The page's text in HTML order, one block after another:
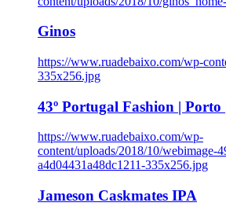
Ginos
https://www.ruadebaixo.com/wp-
335x256.jpg
43º Portugal Fashion | Porto
https://www.ruadebaixo.com/wp-
content/uploads/2018/10/webimage-
a4d04431a48dc1211-335x256.jpg
Jameson Caskmates IPA